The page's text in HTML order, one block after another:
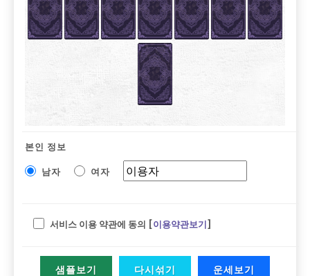
본인 정보
남자
여자
서비스 이용 약관에 동의 [이용약관보기]
샘플보기 다시섞기 운세보기